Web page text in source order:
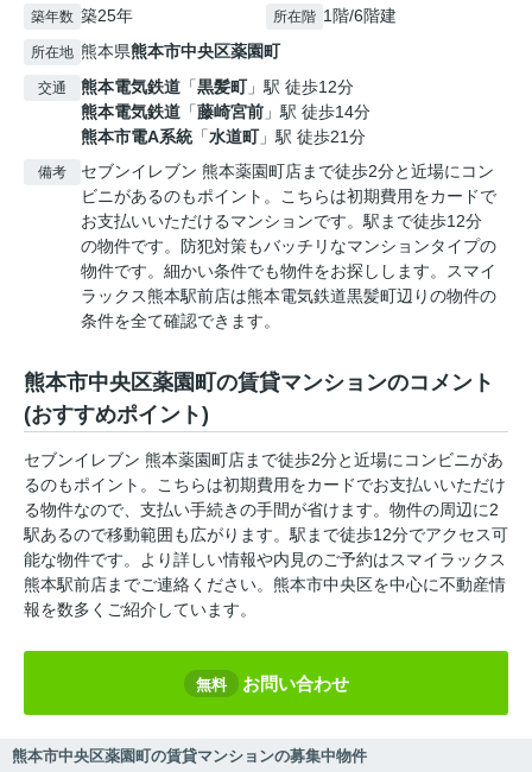
築年数 築25年 所在階 1階/6階建
所在地 熊本県熊本市中央区薬園町
交通 熊本電気鉄道 「黒髪町」駅 徒歩12分
熊本電気鉄道 「藤崎宮前 」駅 徒歩14分
熊本市電A系統「水道町」駅 徒歩21分
備考
セブンイレブン 熊本薬園町店まで徒歩2分と近場にコン
ビニがあるのもポイント。こちらは初期費用をカードで
お支払いいただけるマンションです。駅まで徒歩12分
の物件です。防犯対策もバッチリなマンションタイプの
物件です。細かい条件でも物件をお探しします。スマイ
ラックス熊本駅前店は熊本電気鉄道黒髪町辺りの物件の
条件を全て確認できます。
熊本市中央区薬園町の賃貸マンションのコメント
(おすすめポイント)
セブンイレブン 熊本薬園町店まで徒歩2分と近場にコンビニがあ
るのもポイント。こちらは初期費用をカードでお支払いいただけ
る物件なので、支払い手続きの手間が省けます。物件の周辺に2
駅あるので移動範囲も広がります。駅まで徒歩12分でアクセス可
能な物件です。より詳しい情報や内見のご予約はスマイラックス
熊本駅前店までご連絡ください。熊本市中央区を中心に不動産情
報を数多くご紹介しています。
無料 お問い合わせ
熊本市中央区薬園町の賃貸マンションの募集中物件